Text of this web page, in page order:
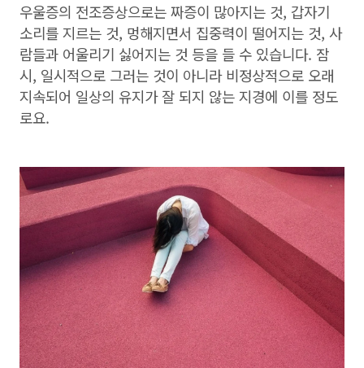
우울증의 전조증상으로는 짜증이 많아지는 것, 갑자기
소리를 지르는 것, 멍해지면서 집중력이 떨어지는 것, 사
람들과 어울리기 싫어지는 것 등을 들 수 있습니다. 잠
시, 일시적으로 그러는 것이 아니라 비정상적으로 오래
지속되어 일상의 유지가 잘 되지 않는 지경에 이를 정도
로요.